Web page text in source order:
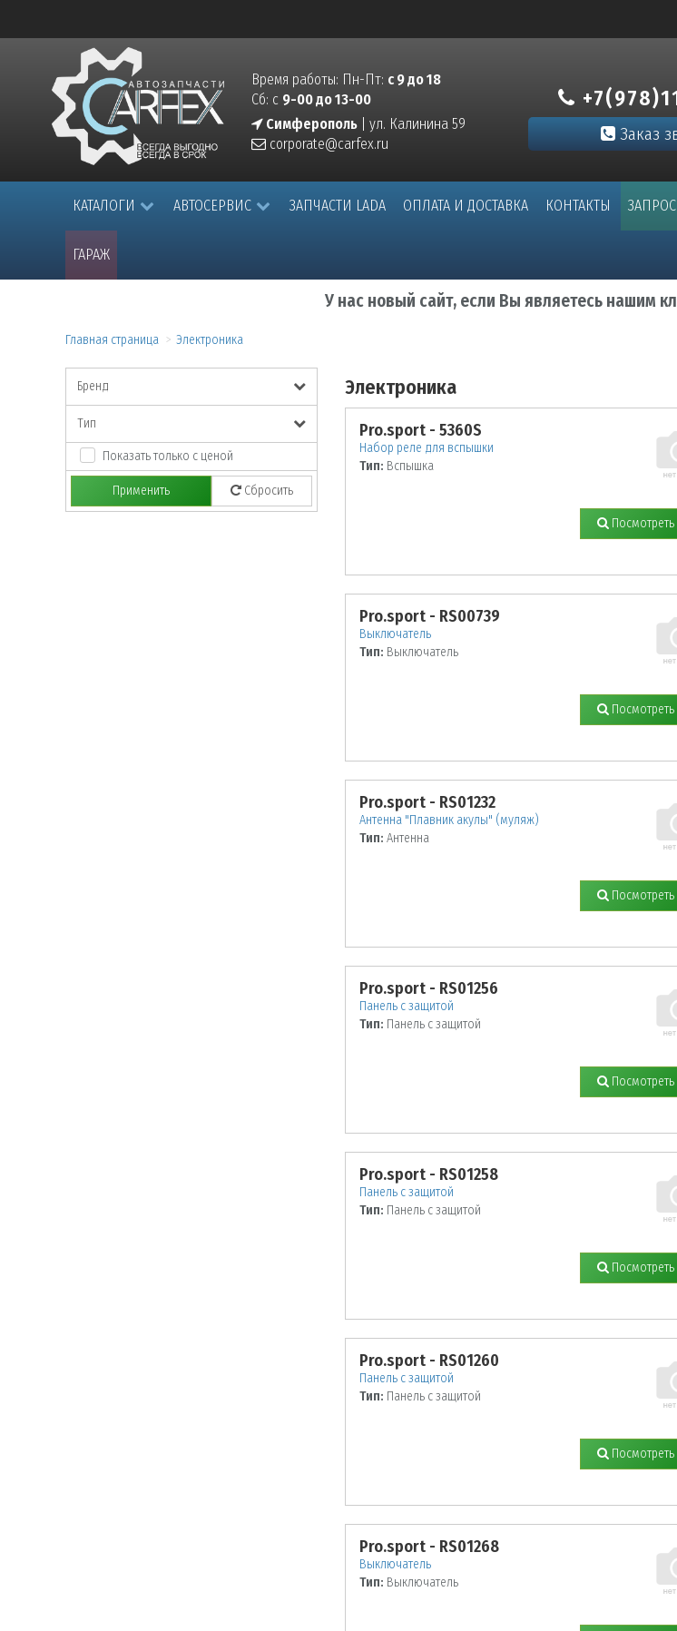
Время работы: Пн-Пт: с 9 до 18
Сб: с 9-00 до 13-00
Симферополь | ул. Калинина 59
corporate@carfex.ru
Заказ
КАТАЛОГИ АВТОСЕРВИС ЗАПЧАСТИ LADA ОПЛАТА И ДОСТАВКА КОНТАКТЫ
ГАРАЖ
У нас новый сайт, если Вы являетесь нашим
Главная страница Электроника
Бренд
Тип
Показать только с ценой
Применить Сбросить
Электроника
Pro.sport - 5360S
Набор реле для вспышки
Тип: Вспышка
Pro.sport - RS00739
Выключатель
Тип: Выключатель
Pro.sport - RS01232
Антенна "Плавник акулы" (муляж)
Тип: Антенна
Pro.sport - RS01256
Панель с защитой
Тип: Панель с защитой
Pro.sport - RS01258
Панель с защитой
Тип: Панель с защитой
Pro.sport - RS01260
Панель с защитой
Тип: Панель с защитой
Pro.sport - RS01268
Выключатель
Тип: Выключатель